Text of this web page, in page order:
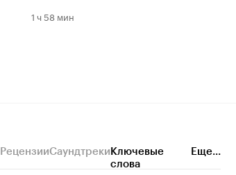
1 ч 58 мин
РецензииСаундтрекиКлючевые
слова
Еще...